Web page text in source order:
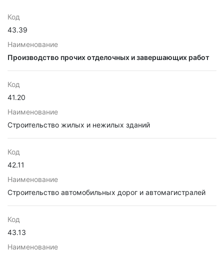
Код
43.39
Наименование
Производство прочих отделочных и завершающих работ
Код
41.20
Наименование
Строительство жилых и нежилых зданий
Код
42.11
Наименование
Строительство автомобильных дорог и автомагистралей
Код
43.13
Наименование